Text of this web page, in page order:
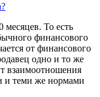
месяцев. То есть
финансового
от финансового
одно и то же
взаимоотношения
и теми же нормами